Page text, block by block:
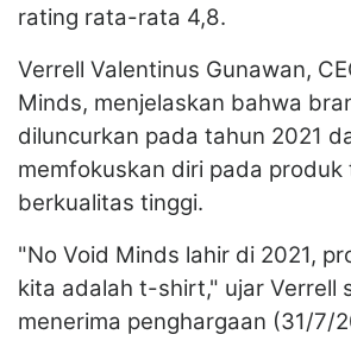
rating rata-rata 4,8.
Verrell Valentinus Gunawan,
Minds, menjelaskan bahwa
diluncurkan pada tahun 2021
memfokuskan diri pada
berkualitas tinggi.
"No Void Minds lahir di 2021,
kita adalah t-shirt," ujar Verrell
menerima penghargaan (31/7/